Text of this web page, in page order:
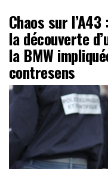
Chaos sur
la découverte
la BMW
contresens